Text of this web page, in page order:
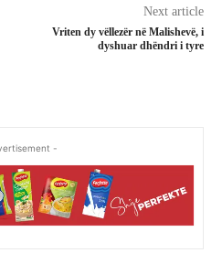
Next article
Vriten dy vëllezër në Malishevë, i
dyshuar dhëndri i tyre
-